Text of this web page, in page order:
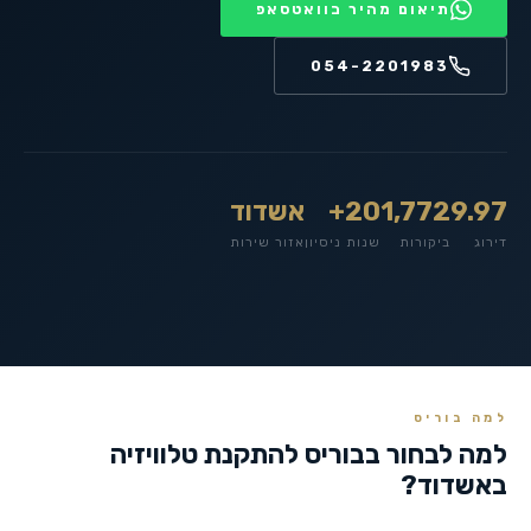
תיאום מהיר בוואטסאפ
054-2201983
9.97
דירוג
1,772
ביקורות
20+
שנות ניסיון
אשדוד
אזור שירות
למה בוריס
למה לבחור בבוריס להתקנת טלוויזיה
באשדוד?